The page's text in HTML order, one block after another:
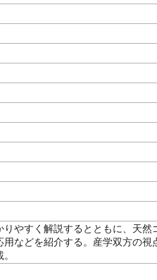
やすく解説するとともに、天然
などを紹介する。産学双方の視